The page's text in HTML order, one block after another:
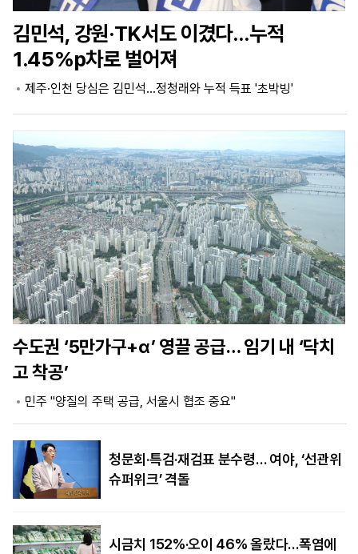
지
면
기
신
문
독
후
원
기
제
보
시
회
사
개
앱
설
마
켓
파
워
운
세
대
학
동
문
골
프
김민석, 강원·TK서도 이겼다…누적
1.45%p차로 벌어져
제주·인천 당심은 김민석…정청래와 누적 득표 '초박빙'
수도권 ‘5만가구+α’ 영끌 공급… 임기 내 ‘닥치
고 착공’
민주 "양질의 주택 공급, 서울시 협조 중요"
청문회·특검·재검표 분수령… 여야, ‘선관위
슈퍼위크’ 격돌
시금치 152%·오이 46% 올랐다…폭염에